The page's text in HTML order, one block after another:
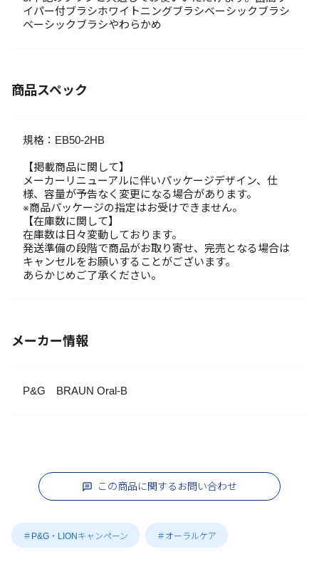
イパー付ブラシホワイトニングブラシベーシックブラシ
ベーシックブラシやわらかめ
商品スペック
規格：EB50-2HB
【掲載商品に関して】
メーカーリニューアルに伴いパッケージデザイン、仕
様、容量が予告なく変更になる場合があります。
※商品パッケージの指定はお受けできません。
【在庫数に関して】
在庫数は日々変動しております。
発送準備の段階で商品がお取り寄せ、完売となる場合は
キャンセルをお願いすることがございます。
あらかじめご了承ください。
メーカー情報
P&G BRAUN Oral-B
この商品に関するお問い合わせ
＃P&G・LIONキャンペーン ＃オーラルケア